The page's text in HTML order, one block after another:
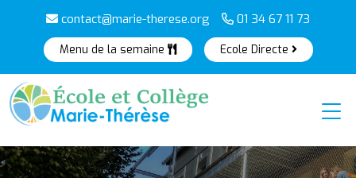
contact@marie-therese.org 01 34 67 11 73
Menu de la semaine Ecole Directe